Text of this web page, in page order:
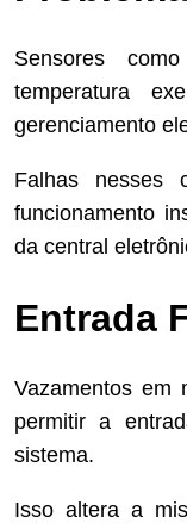
Sensores
temperatura
gerenciamento
Falhas nesses
funcionamento
da central
Entrada
Vazamentos em
permitir a
sistema.
Isso altera a